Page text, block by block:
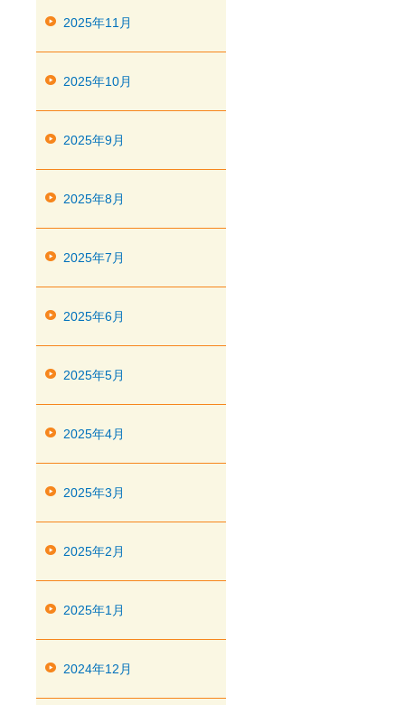
2025年11月
2025年10月
2025年9月
2025年8月
2025年7月
2025年6月
2025年5月
2025年4月
2025年3月
2025年2月
2025年1月
2024年12月